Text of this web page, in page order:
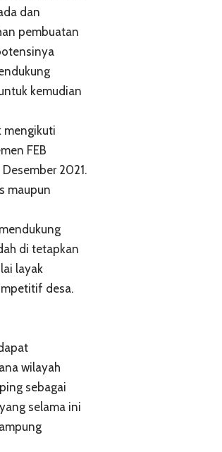
dan
pembuatan
kemudian
mengikuti
FEB
2021.
maupun
di tetapkan
layak
desa.
wilayah
sebagai
selama ini